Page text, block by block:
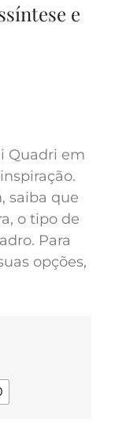
e
Quadri em
saiba que
o tipo de
Para
opções,